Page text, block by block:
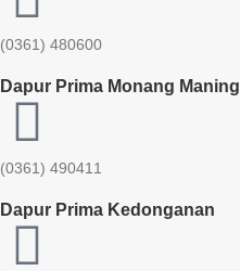
(0361) 480600
Dapur Prima Monang Maning
(0361) 490411​
Dapur Prima Kedonganan